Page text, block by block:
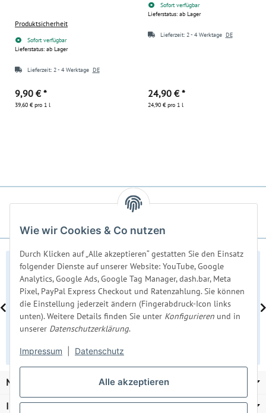
Alle akzeptieren
Wie wir Cookies & Co nutzen
Durch Klicken auf „Alle akzeptieren“ gestatten Sie den Einsatz
folgender Dienste auf unserer Website: YouTube, Google
Analytics, Google Ads, Google Tag Manager, dash.bar, Meta
Pixel, PayPal Express Checkout und Ratenzahlung. Sie können
die Einstellung jederzeit ändern (Fingerabdruck-Icon links
unten). Weitere Details finden Sie unter Konfigurieren und in
unserer Datenschutzerklärung.
Impressum Datenschutz
Produktsicherheit
Sofort verfügbar
Lieferstatus: ab Lager
Lieferzeit: 2 - 4 Werktage DE
9,90 € *
39,60 € pro 1 l
Sofort verfügbar
Lieferstatus: ab Lager
Lieferzeit: 2 - 4 Werktage DE
24,90 € *
24,90 € pro 1 l
27.12.2024
Berthold M
Super Bett das erste hielt 24 Jahre . Hab jetzt wieder
eins gekauft
Zum Artikel
MEISEL & GERKEN
Informationen